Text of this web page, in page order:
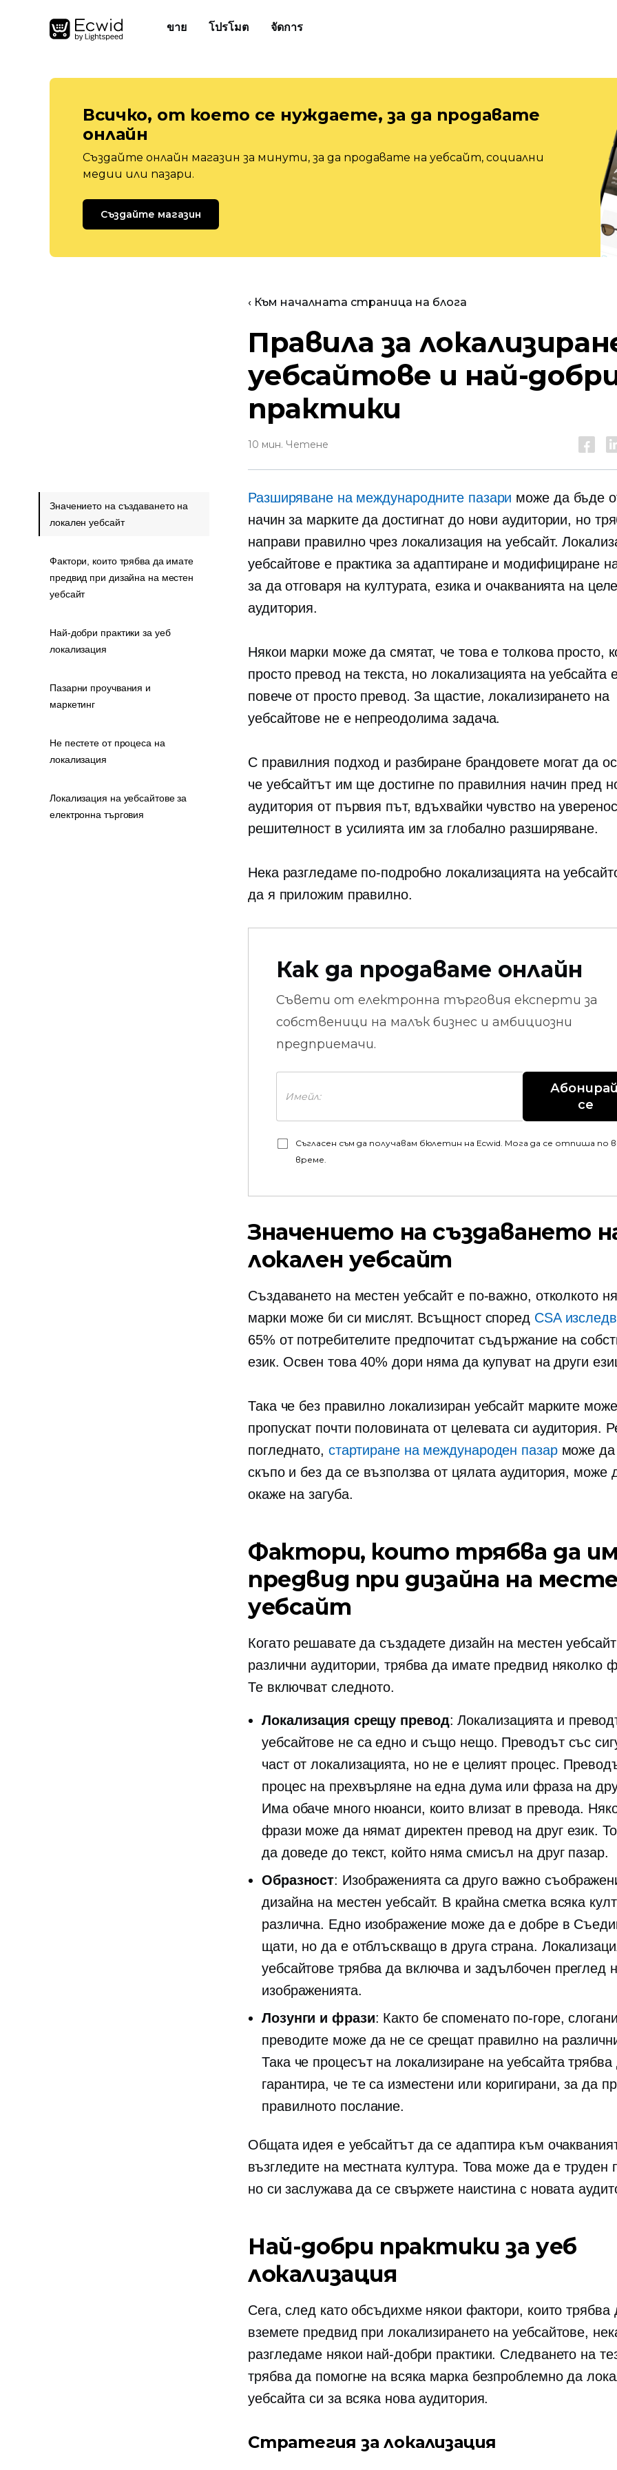
ขาย โปรโมต จัดการ
Всичко, от което се нуждаете, за да продавате
онлайн
Създайте онлайн магазин за минути, за да продавате на уебсайт, социални
медии или пазари.
Създайте магазин
‹ Към началната страница на блога
Правила за
уебсайтове и най-
практики
10 мин. Четене
Разширяване на международните пазари може да бъде
начин за марките да достигнат до нови аудитории, но
направи правилно чрез локализация на уебсайт.
уебсайтове е практика за адаптиране и модифициране
за да отговаря на културата, езика и очакванията на
аудитория.
Някои марки може да смятат, че това е толкова просто,
просто превод на текста, но локализацията на уебсайта
повече от просто превод. За щастие, локализирането на
уебсайтове не е непреодолима задача.
С правилния подход и разбиране брандовете могат да
че уебсайтът им ще достигне по правилния начин пред
аудитория от първия път, вдъхвайки чувство на
решителност в усилията им за глобално разширяване.
Нека разгледаме по-подробно локализацията на
да я приложим правилно.
Как да продаваме онлайн
Съвети от електронна търговия експерти за
собственици на малък бизнес и амбициозни
предприемачи.
Абонирай
се
Съгласен съм да получавам бюлетин на Ecwid. Мога да се отпиша по
време.
Значението на създаването
локален уебсайт
Създаването на местен уебсайт е по-важно, отколкото
марки може би си мислят. Всъщност според CSA
65% от потребителите предпочитат съдържание на
език. Освен това 40% дори няма да купуват на други
Така че без правилно локализиран уебсайт марките
пропускат почти половината от целевата си аудитория.
погледнато, стартиране на международен пазарможе да
скъпо и без да се възползва от цялата аудитория, може
окаже на загуба.
Фактори, които трябва да
предвид при дизайна на
уебсайт
Когато решавате да създадете дизайн на местен
различни аудитории, трябва да имате предвид няколко
Те включват следното.
Локализация срещу превод: Локализацията и
уебсайтове не са едно и също нещо. Преводът със
част от локализацията, но не е целият процес.
процес на прехвърляне на една дума или фраза на
Има обаче много нюанси, които влизат в превода.
фрази може да нямат директен превод на друг език.
да доведе до текст, който няма смисъл на друг пазар.
Образност: Изображенията са друго важно
дизайна на местен уебсайт. В крайна сметка всяка
различна. Едно изображение може да е добре в
щати, но да е отблъскващо в друга страна.
уебсайтове трябва да включва и задълбочен преглед
изображенията.
Лозунги и фрази: Както бе споменато по-горе,
преводите може да не се срещат правилно на
Така че процесът на локализиране на уебсайта трябва
гарантира, че те са изместени или коригирани, за да
правилното послание.
Общата идея е уебсайтът да се адаптира към
възгледите на местната култура. Това може да е труден
но си заслужава да се свържете наистина с новата
Най-добри практики за уеб
локализация
Сега, след като обсъдихме някои фактори, които трябва
вземете предвид при локализирането на уебсайтове,
разгледаме някои най-добри практики. Следването на
трябва да помогне на всяка марка безпроблемно да
уебсайта си за всяка нова аудитория.
Стратегия за локализация
Значението на създаването на
локален уебсайт
Фактори, които трябва да имате
предвид при дизайна на местен
уебсайт
Най-добри практики за уеб
локализация
Пазарни проучвания и
маркетинг
Не пестете от процеса на
локализация
Локализация на уебсайтове за
електронна търговия